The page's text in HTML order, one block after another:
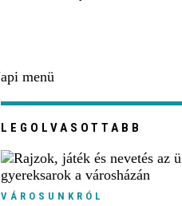
LEGOLVASOTTABB
VÁROSUNKRÓL